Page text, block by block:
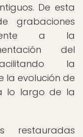
De esta
grabaciones
a la
del
la
la evolución de
lo largo de la
restauradas